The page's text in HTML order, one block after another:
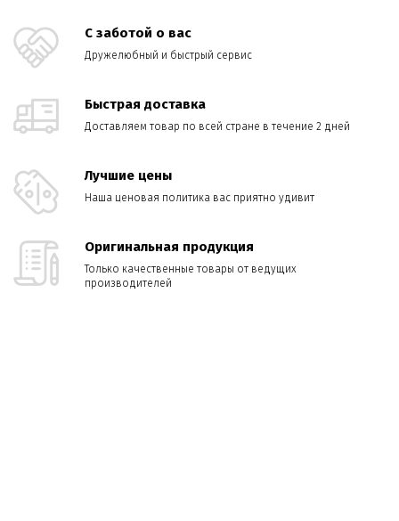
С заботой о вас
Дружелюбный и быстрый сервис
Быстрая доставка
Доставляем товар по всей стране в течение 2 дней
Лучшие цены
Наша ценовая политика вас приятно удивит
Оригинальная продукция
Только качественные товары от ведущих
производителей